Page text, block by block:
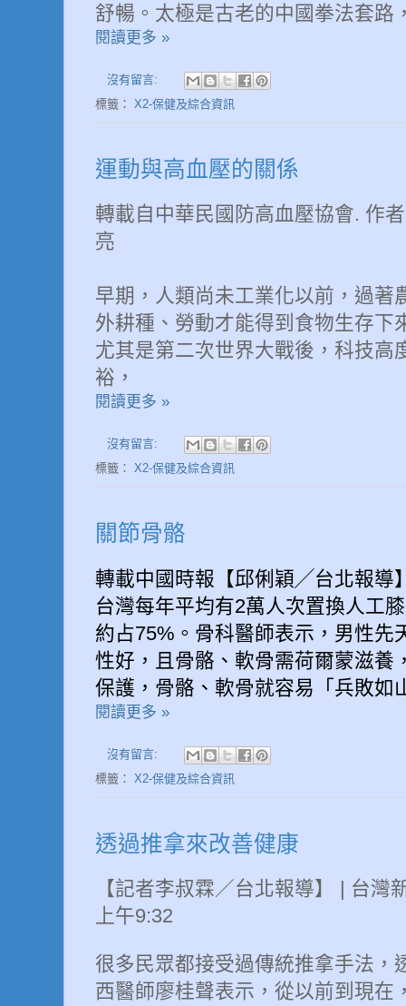
舒暢。太極是古老的中國拳法套路
閱讀更多 »
沒有留言:
標籤： X2-保健及綜合資訊
運動與高血壓的關係
轉載自中華民國防高血壓協會. 作
亮
早期，人類尚未工業化以前，過著
外耕種、勞動才能得到食物生存下
尤其是第二次世界大戰後，科技高
裕，
閱讀更多 »
沒有留言:
標籤： X2-保健及綜合資訊
關節骨骼
轉載中國時報【邱俐穎╱台北報導
台灣每年平均有2萬人次置換人工
約占75%。骨科醫師表示，男性先
性好，且骨骼、軟骨需荷爾蒙滋養
保護，骨骼、軟骨就容易「兵敗如
閱讀更多 »
沒有留言:
標籤： X2-保健及綜合資訊
透過推拿來改善健康
【記者李叔霖／台北報導】 | 台灣
上午9:32
很多民眾都接受過傳統推拿手法，
西醫師廖桂聲表示，從以前到現在